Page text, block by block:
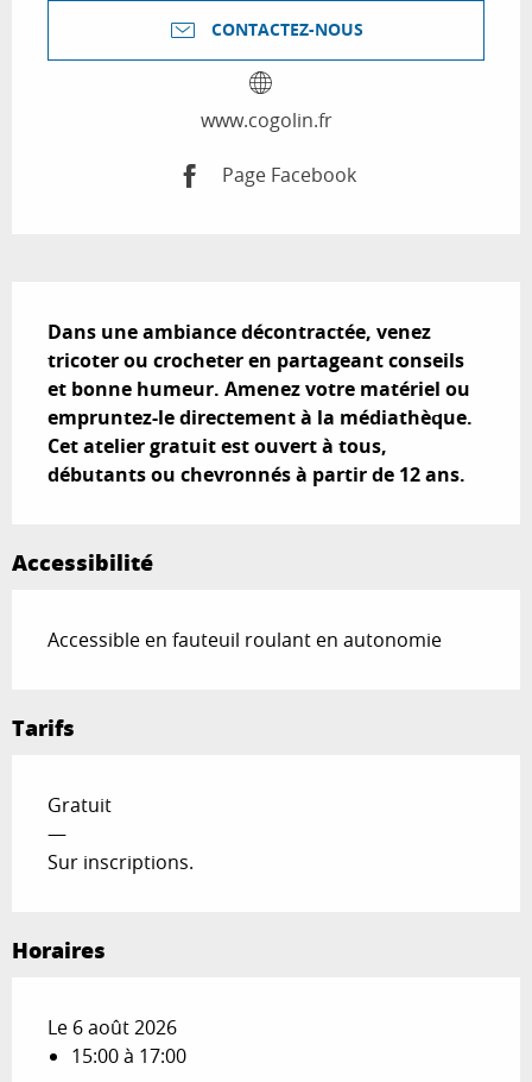
CONTACTEZ-NOUS
www.cogolin.fr
Page Facebook
Dans une ambiance décontractée, venez
tricoter ou crocheter en partageant conseils
et bonne humeur. Amenez votre matériel ou
empruntez-le directement à la médiathèque.
Cet atelier gratuit est ouvert à tous,
débutants ou chevronnés à partir de 12 ans.
Accessibilité
Accessible en fauteuil roulant en autonomie
Tarifs
Gratuit
—
Sur inscriptions.
Horaires
Le 6 août 2026
15:00 à 17:00